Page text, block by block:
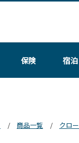
保険 宿泊
商品一覧 クロ